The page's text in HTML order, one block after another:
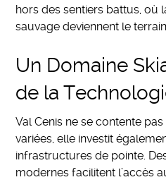
hors des sentiers battus, où
sauvage deviennent le
Un Domaine
de la
Val Cenis ne se contente
variées, elle investit
infrastructures de pointe.
modernes facilitent l’accès